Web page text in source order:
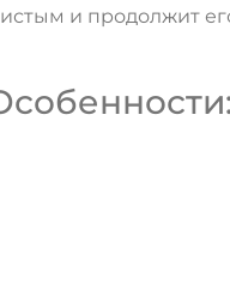
и продолжит